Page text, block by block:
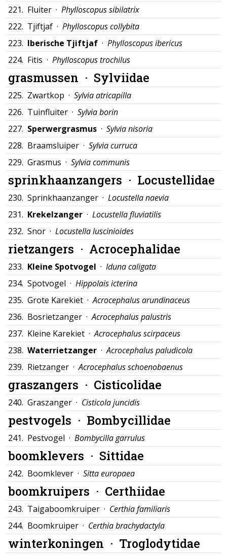
221. Fluiter · Phylloscopus sibilatrix
222. Tjiftjaf · Phylloscopus collybita
223. Iberische Tjiftjaf · Phylloscopus ibericus
224. Fitis · Phylloscopus trochilus
grasmussen · Sylviidae
225. Zwartkop · Sylvia atricapilla
226. Tuinfluiter · Sylvia borin
227. Sperwergrasmus · Sylvia nisoria
228. Braamsluiper · Sylvia curruca
229. Grasmus · Sylvia communis
sprinkhaanzangers · Locustellidae
230. Sprinkhaanzanger · Locustella naevia
231. Krekelzanger · Locustella fluviatilis
232. Snor · Locustella luscinioides
rietzangers · Acrocephalidae
233. Kleine Spotvogel · Iduna caligata
234. Spotvogel · Hippolais icterina
235. Grote Karekiet ·Acrocephalus arundinaceus
236. Bosrietzanger ·Acrocephalus palustris
237. Kleine Karekiet ·Acrocephalus scirpaceus
238. Waterrietzanger ·Acrocephalus paludicola
239. Rietzanger ·Acrocephalus schoenobaenus
graszangers · Cisticolidae
240. Graszanger · Cisticola juncidis
pestvogels · Bombycillidae
241. Pestvogel · Bombycilla garrulus
boomklevers · Sittidae
242. Boomklever · Sitta europaea
boomkruipers · Certhiidae
243. Taigaboomkruiper · Certhia familiaris
244. Boomkruiper · Certhia brachydactyla
winterkoningen · Troglodytidae